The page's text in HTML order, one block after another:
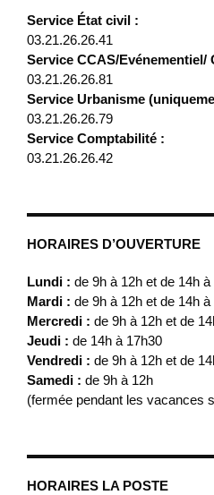
Service État civil :
03.21.26.26.41
Service CCAS/Evénementiel/
03.21.26.26.81
Service Urbanisme
03.21.26.26.79
Service Comptabilité :
03.21.26.26.42
HORAIRES D’OUVERTURE
Lundi : de 9h à 12h et de 14h à
Mardi : de 9h à 12h et de 14h à
Mercredi : de 9h à 12h et de
Jeudi : de 14h à 17h30
Vendredi : de 9h à 12h et de
Samedi : de 9h à 12h
(fermée pendant les vacances
HORAIRES LA POSTE